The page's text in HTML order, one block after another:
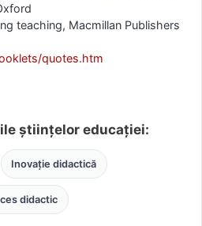
teaching, Macmillan Publishers
quotes.htm
științelor educației:
Inovație didactică
didactic